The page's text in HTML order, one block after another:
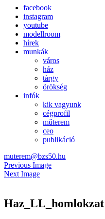
facebook
instagram
youtube
modellroom
hírek
munkák
város
ház
tárgy
örökség
infók
kik vagyunk
cégprofil
műterem
ceo
publikáció
muterem@bzs50.hu
Previous Image
Next Image
Haz_LL_homlokzat